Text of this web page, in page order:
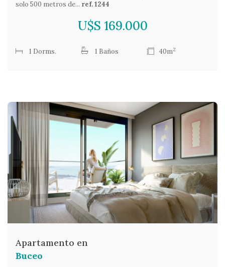
solo 500 metros de... ref. 1244
U$S 169.000
1 Dorms. 1 Baños 40m2
Apartamento en
Buceo